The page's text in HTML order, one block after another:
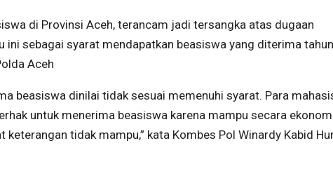
di Provinsi Aceh, terancam jadi tersangka atas dugaan
ini sebagai syarat mendapatkan beasiswa yang diterima
Aceh
beasiswa dinilai tidak sesuai memenuhi syarat. Para
untuk menerima beasiswa karena mampu secara
tidak mampu,” kata Kombes Pol Winardy Kabid